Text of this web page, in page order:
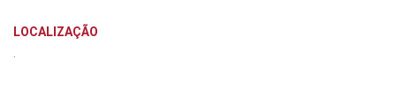
LOCALIZAÇÃO